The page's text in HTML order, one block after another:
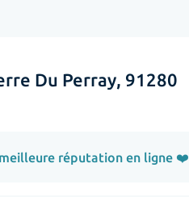
Du Perray, 91280
réputation en ligne ❤️